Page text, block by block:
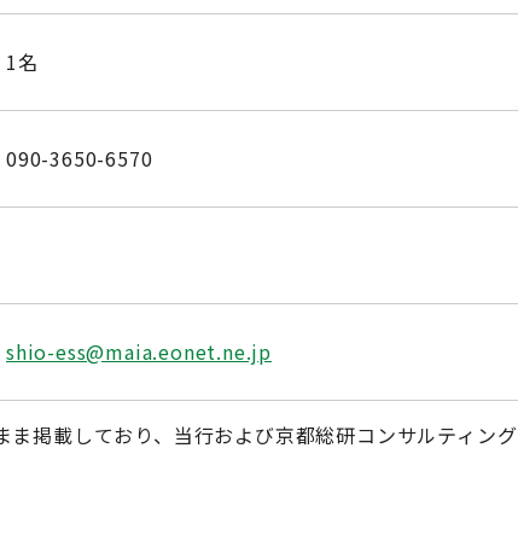
1名
090-3650-6570
shio-ess@maia.eonet.ne.jp
掲載しており、当行および京都総研コンサルティン